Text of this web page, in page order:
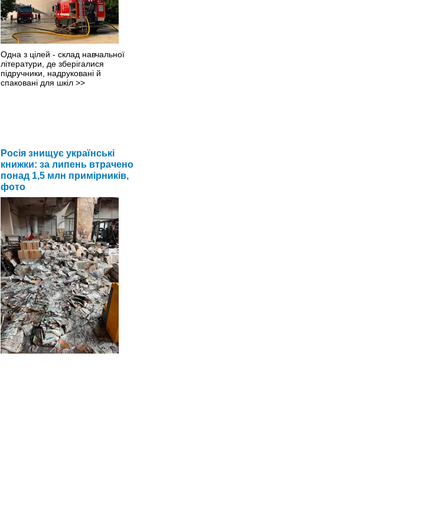
Одна з цілей - склад навчальної
літератури, де зберігалися
підручники, надруковані й
спаковані для шкіл >>
Росія знищує українські
книжки: за липень втрачено
понад 1,5 млн примірників,
фото